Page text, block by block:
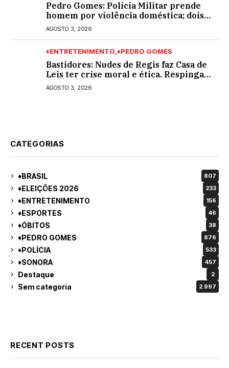
Pedro Gomes: Polícia Militar prende
homem por violência doméstica; dois
socos na cara dela
AGOSTO 3, 2026
♦ENTRETENIMENTO ♦PEDRO GOMES
Bastidores: Nudes de Regis faz Casa de
Leis ter crise moral e ética. Respinga
em todos os vereadores e decredibiliza
vereança
AGOSTO 3, 2026
CATEGORIAS
♦BRASIL 807
♦ELEIÇÕES 2026 233
♦ENTRETENIMENTO 156
♦ESPORTES 46
♦ÓBITOS 38
♦PEDRO GOMES 876
♦POLÍCIA 533
♦SONORA 457
Destaque 2
Sem categoria 2.997
RECENT POSTS